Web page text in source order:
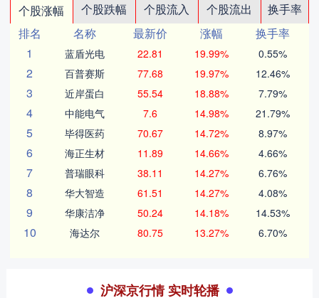
个股涨幅 个股跌幅 个股流入 个股流出
换手率
排名
名称 最新价 涨幅
换手率
1
蓝盾光电 22.81 19.99% 0.55%
2 百普赛斯 77.68 19.97% 12.46%
3 近岸蛋白 55.54 18.88% 7.79%
4 中能电气 7.6 14.98% 21.79%
5 毕得医药 70.67 14.72% 8.97%
6 海正生材 11.89 14.66% 4.66%
7 普瑞眼科 38.11 14.27% 6.76%
8 华大智造 61.51 14.27% 4.08%
9 华康洁净 50.24 14.18% 14.53%
10 海达尔 80.75 13.27% 6.70%
沪深京行情 实时轮播